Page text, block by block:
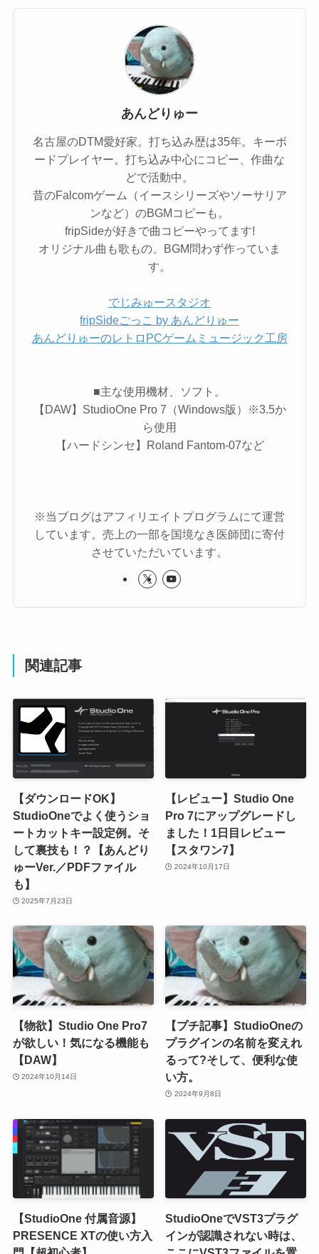
あんどりゅー
名古屋のDTM愛好家。打ち込み歴は35年。キーボ
ードプレイヤー。打ち込み中心にコピー、作曲な
どで活動中。
昔のFalcomゲーム（イースシリーズやソーサリア
ンなど）のBGMコピーも。
fripSideが好きで曲コピーやってます!
オリジナル曲も歌もの、BGM問わず作っていま
す。
でじみゅースタジオ
fripSideごっこ by あんどりゅー
あんどりゅーのレトロPCゲームミュージック工房
■主な使用機材、ソフト。
【DAW】StudioOne Pro 7（Windows版）※3.5か
ら使用
【ハードシンセ】Roland Fantom-07など
※当ブログはアフィリエイトプログラムにて運営
しています。売上の一部を国境なき医師団に寄付
させていただいています。
関連記事
【ダウンロードOK】
StudioOneでよく使うショ
ートカットキー設定例。そ
して裏技も！？【あんどり
ゅーVer.／PDFファイル
も】
2025年7月23日
【レビュー】Studio One
Pro 7にアップグレードし
ました！1日目レビュー
【スタワン7】
2024年10月17日
【物欲】Studio One Pro7
が欲しい！気になる機能も
【DAW】
2024年10月14日
【プチ記事】StudioOneの
プラグインの名前を変えれ
るって?そして、便利な使
い方。
2024年9月8日
【StudioOne 付属音源】
PRESENCE XTの使い方入
StudioOneでVST3プラグ
インが認識されない時は、